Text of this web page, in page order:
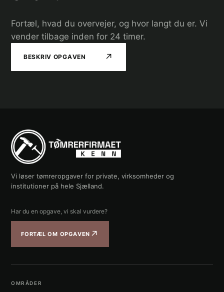
Fortæl, hvad du overvejer, og hvor langt du er. Vi
vender tilbage inden for 24 timer.
BESKRIV OPGAVEN ↗
Vi løser tømreropgaver for private, virksomheder og
institutioner på hele Sjælland.
Har du en opgave, vi skal vurdere?
FORTÆL OM OPGAVEN ↗
OMRÅDER